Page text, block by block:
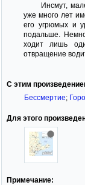
Инсмут,
уже много лет
его угрюмых и
подальше.
ходит лишь
отвращение
С этим
Бессмертие;
Для этого
Примечание: